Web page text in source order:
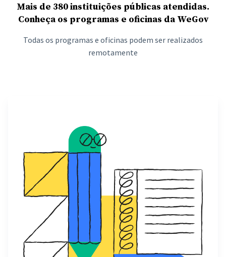
Mais de 380 instituições públicas atendidas.
Conheça os programas e oficinas da WeGov
Todas os programas e oficinas podem ser realizados
remotamente